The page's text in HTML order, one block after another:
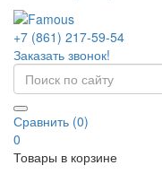
+7 (861) 217-59-54
Заказать звонок!
Сравнить (0)
0
Товары в корзине